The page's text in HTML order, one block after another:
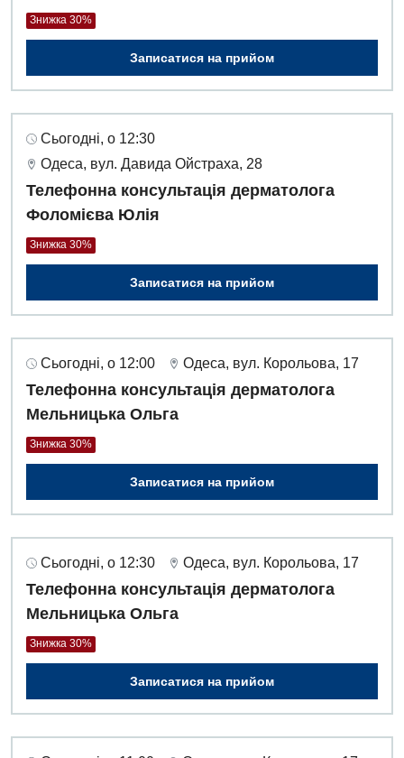
Інтернатура
Безкоштовні операції
Енциклопедія
Відео
Ангіографічні дослідження
Діагностичне відділення
Ендоскопічне відділення
Нейросонографія
Рентгенографія
УЗД
Для дорослих
Акушерство і гінекологія
Відділ госпіталізації
Відділення кардіосудинної патології та неврології
Відділення невідкладних станів
Відділення інтенсивної терапії
Денний стаціонар
Діагностичне відділення
Ендоскопічне відділення
Педіатричне відділення
Декларування
Українська
Російська
Знижка 30%
Записатися на прийом
Сьогодні, о 12:30
Одеса, вул. Давида Ойстраха, 28
Телефонна консультація дерматолога
Фоломієва Юлія
Знижка 30%
Записатися на прийом
Сьогодні, о 12:00 Одеса, вул. Корольова, 17
Телефонна консультація дерматолога
Мельницька Ольга
Знижка 30%
Записатися на прийом
Сьогодні, о 12:30 Одеса, вул. Корольова, 17
Телефонна консультація дерматолога
Мельницька Ольга
Знижка 30%
Записатися на прийом